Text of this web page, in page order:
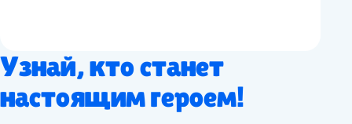
Узнай, кто станет
настоящим героем!